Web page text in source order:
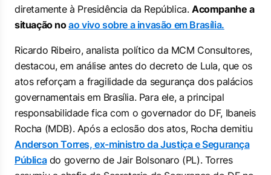
diretamente à Presidência da República.Acompanhe a
situação noao vivo sobre a invasão em Brasília.
Ricardo Ribeiro, analista político da MCM Consultores,
destacou, em análise antes do decreto de Lula, que os
atos reforçam a fragilidade da segurança dos palácios
governamentais em Brasília. Para ele, a principal
responsabilidade fica com o governador do DF, Ibaneis
Rocha (MDB). Após a eclosão dos atos, Rocha demitiu
Anderson Torres, ex-ministro da Justiça e Segurança
Públicado governo de Jair Bolsonaro (PL). Torres